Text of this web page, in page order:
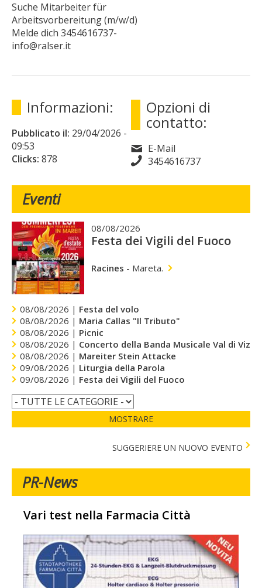
Suche Mitarbeiter für
Arbeitsvorbereitung (m/w/d)
Melde dich 3454616737-
info@ralser.it
Informazioni:
Pubblicato il: 29/04/2026 -
09:53
Clicks: 878
Opzioni di
contatto:
E-Mail
3454616737
Eventi
08/08/2026
Festa dei Vigili del Fuoco
Racines - Mareta.
08/08/2026 | Festa del volo
08/08/2026 | Maria Callas "Il Tributo"
08/08/2026 | Picnic
08/08/2026 | Concerto della Banda Musicale Val di Vizze
08/08/2026 | Mareiter Stein Attacke
09/08/2026 | Liturgia della Parola
09/08/2026 | Festa dei Vigili del Fuoco
MOSTRARE
SUGGERIERE UN NUOVO EVENTO
PR-News
Vari test nella Farmacia Città